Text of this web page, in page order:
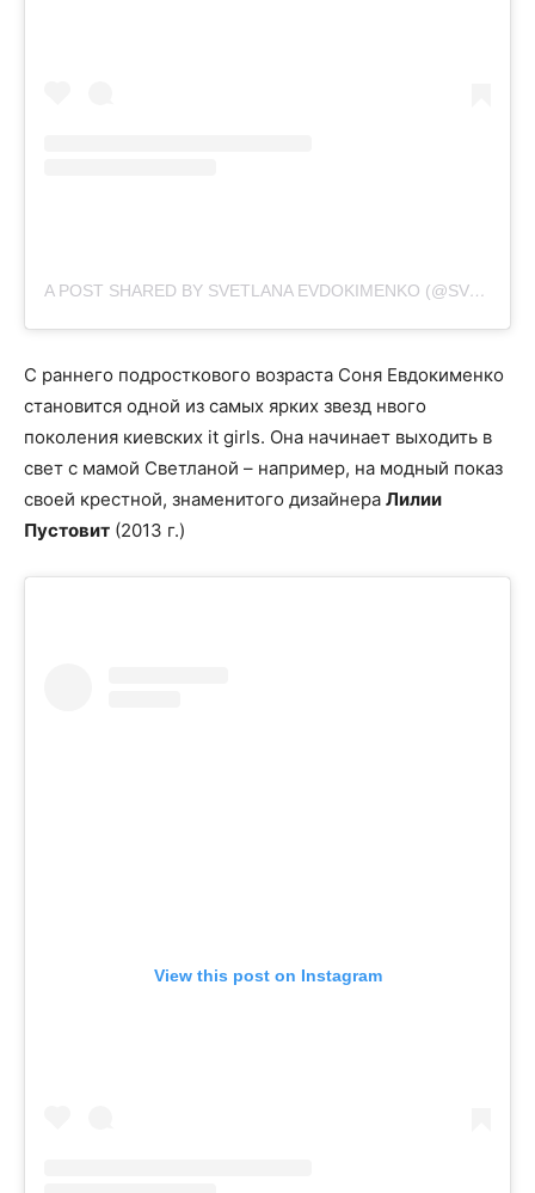
A POST SHARED BY SVETLANA EVDOKIMENKO (@SVETIKA)
С раннего подросткового возраста Соня Евдокименко
становится одной из самых ярких звезд нвого
поколения киевских it girls. Она начинает выходить в
свет с мамой Светланой – например, на модный показ
своей крестной, знаменитого дизайнера Лилии
Пустовит (2013 г.)
View this post on Instagram